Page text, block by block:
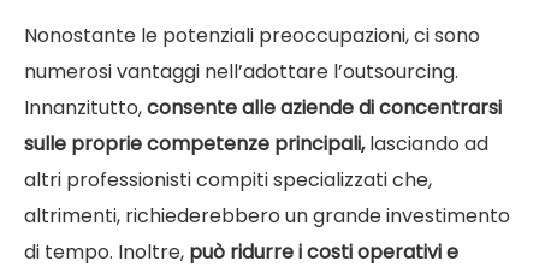
Nonostante le potenziali preoccupazioni, ci sono
numerosi vantaggi nell’adottare l’outsourcing.
Innanzitutto,consente alle aziende di concentrarsi
sulle proprie competenze principali,lasciando ad
altri professionisti compiti specializzati che,
altrimenti, richiederebbero un grande investimento
di tempo. Inoltre, può ridurre i costi operativi e